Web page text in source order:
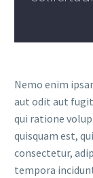
Nemo enim
aut odit aut
qui ratione
quisquam est,
consectetur,
tempora